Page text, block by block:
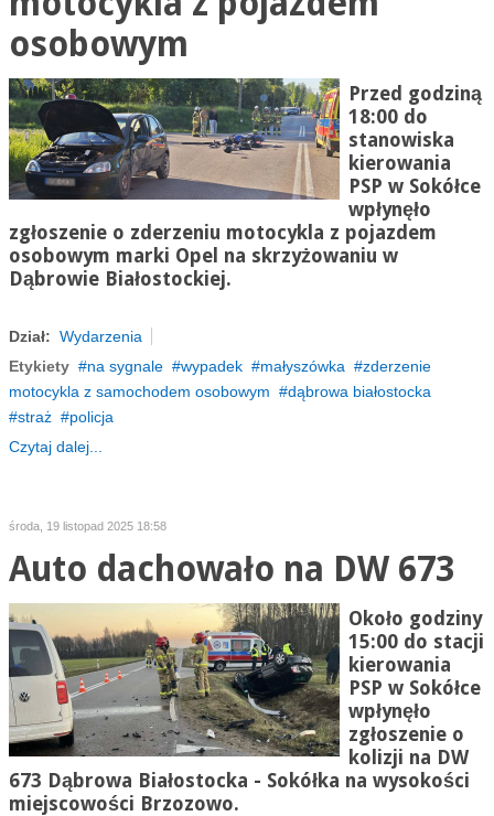
osobowym
Przed godziną
18:00 do
stanowiska
kierowania
PSP w Sokółce
wpłynęło
zgłoszenie o zderzeniu motocykla z pojazdem
osobowym marki Opel na skrzyżowaniu w
Dąbrowie Białostockiej.
Dział: Wydarzenia
Etykiety
na sygnale wypadek małyszówka
zderzenie
motocykla z samochodem osobowym
dąbrowa białostocka
straż
policja
Czytaj dalej...
środa, 19 listopad 2025 18:58
Auto dachowało na DW 673
Około godziny
15:00 do stacji
kierowania
PSP w Sokółce
wpłynęło
zgłoszenie o
kolizji na DW
673 Dąbrowa Białostocka - Sokółka na wysokości
miejscowości Brzozowo.